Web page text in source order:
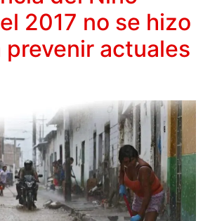
2017 no se hizo
prevenir actuales